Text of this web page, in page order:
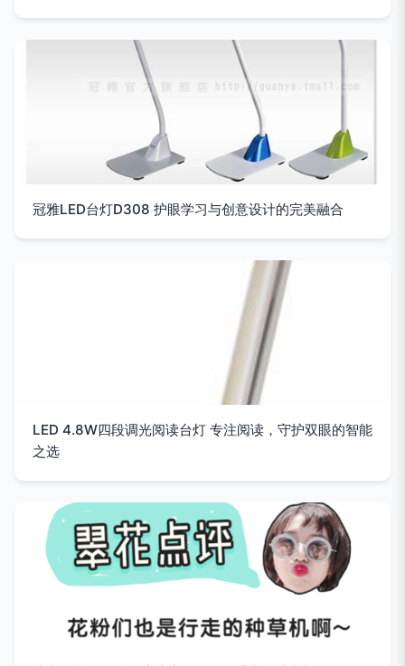
冠雅LED台灯D308 护眼学习与创意设计的完美融合
LED 4.8W四段调光阅读台灯 专注阅读，守护双眼的智能
之选